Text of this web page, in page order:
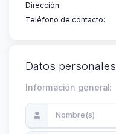
Dirección:
Teléfono de contacto:
Datos personales
Información general: